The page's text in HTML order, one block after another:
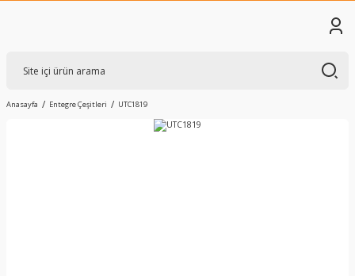
Anasayfa Entegre Çeşitleri UTC1819